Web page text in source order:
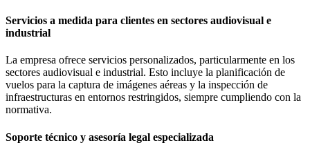
Servicios a medida para clientes en sectores audiovisual e
industrial
La empresa ofrece servicios personalizados, particularmente en los
sectores audiovisual e industrial. Esto incluye la planificación de
vuelos para la captura de imágenes aéreas y la inspección de
infraestructuras en entornos restringidos, siempre cumpliendo con la
normativa.
Soporte técnico y asesoría legal especializada